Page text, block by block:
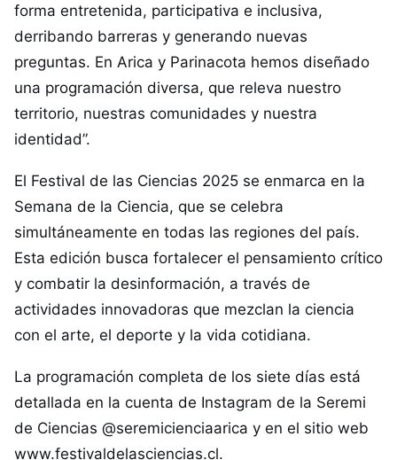
forma entretenida, participativa e inclusiva,
derribando barreras y generando nuevas
preguntas. En Arica y Parinacota hemos diseñado
una programación diversa, que releva nuestro
territorio, nuestras comunidades y nuestra
identidad”.
El Festival de las Ciencias 2025 se enmarca en la
Semana de la Ciencia, que se celebra
simultáneamente en todas las regiones del país.
Esta edición busca fortalecer el pensamiento crítico
y combatir la desinformación, a través de
actividades innovadoras que mezclan la ciencia
con el arte, el deporte y la vida cotidiana.
La programación completa de los siete días está
detallada en la cuenta de Instagram de la Seremi
de Ciencias @seremicienciaarica y en el sitio web
www.festivaldelasciencias.cl.